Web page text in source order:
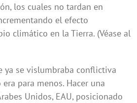
los cuales no tardan en
el efecto
climático en la Tierra. (Véase al
ya se vislumbraba conflictiva
para menos. Hacer una
Unidos, EAU, posicionado